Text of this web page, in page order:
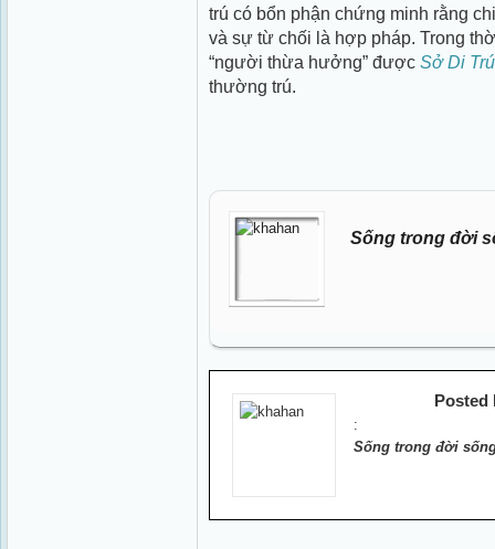
trú có bổn phận chứng minh rằng
và sự từ chối là hợp pháp. Trong
“người thừa hưởng” được Sở Di Trú
thường trú.
Sống trong đời
Posted
:
Sống trong đời